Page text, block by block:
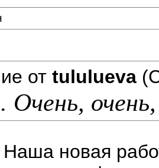
от tululueva
Очень,
новая